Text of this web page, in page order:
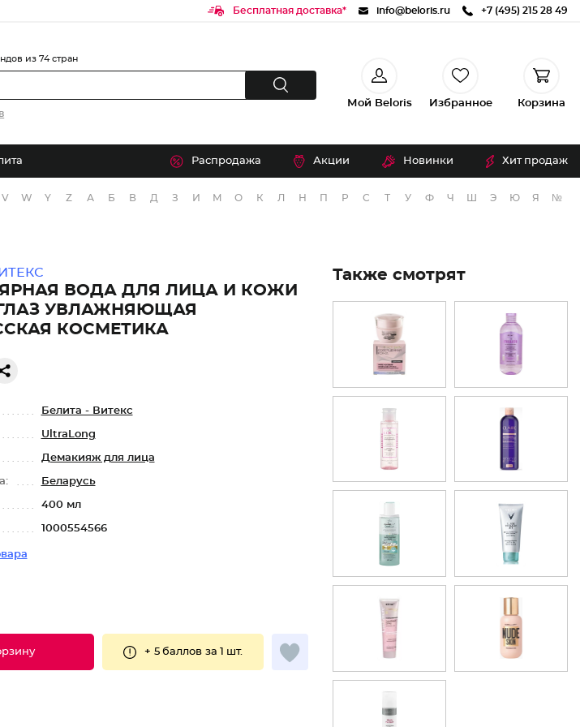
Бесплатная доставка* info@beloris.ru +7 (495) 215 28 49
из 74 стран
Мой Beloris Избранное Корзина
Распродажа Акции Новинки Хит продаж
V W Y Z А Б В Д З И М О К Л Н П Р С Т У Ф Ч Э Ю Я №
ВОДА ДЛЯ ЛИЦА И КОЖИ
УВЛАЖНЯЮЩАЯ
КОСМЕТИКА
Белита - Витекс
UltraLong
Демакияж для лица
Беларусь
400 мл
1000554566
+ 5 баллов за 1 шт.
Также смотрят